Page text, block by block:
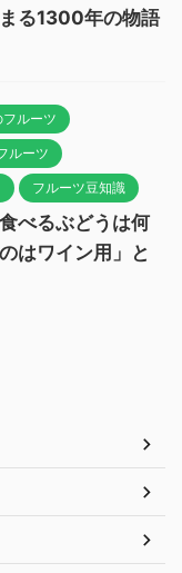
る1300年の物語
ルーツ
ルーツ
フルーツ豆知識
べるぶどうは何
はワイン用」と